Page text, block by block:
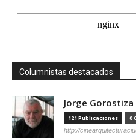
Columnistas destacados
Jorge Gorostiza
121 Publicaciones 0
http://